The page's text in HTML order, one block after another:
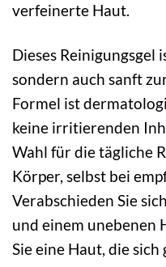
verfeinerte Haut.
Dieses Reinigungsgel
sondern auch sanft
Formel ist
keine irritierenden
Wahl für die tägliche
Körper, selbst bei
Verabschieden Sie
und einem unebenen
Sie eine Haut, die